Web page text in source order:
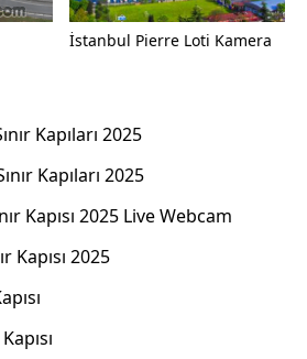
İstanbul Pierre Loti Kamera
Kapıları 2025
Kapıları 2025
Kapısı 2025 Live Webcam
Kapısı 2025